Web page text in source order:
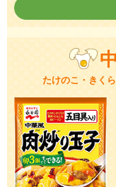
たけのこ・きく